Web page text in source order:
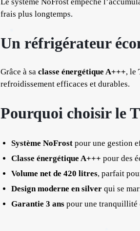
frais plus longtemps.
Un réfrigérateur
Grâce à sa classe énergétique A+++, le
refroidissement efficaces et durables.
Pourquoi choisir le
Système NoFrost pour une gestion
Classe énergétique A+++ pour des
Volume net de 420 litres, parfait
Design moderne en silver qui se
Garantie 3 ans pour une tranquillité